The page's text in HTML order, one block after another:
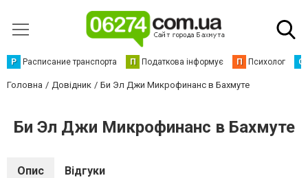
Р Расписание транспорта П Податкова інформує П Психолог С
Головна Довідник Би Эл Джи Микрофинанс в Бахмуте
Би Эл Джи Микрофинанс в Бахмуте
Опис Відгуки